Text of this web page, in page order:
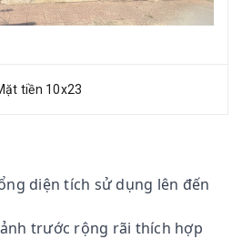
tiền 10x23
diện tích sử dụng lên đến
trước rộng rãi thích hợp